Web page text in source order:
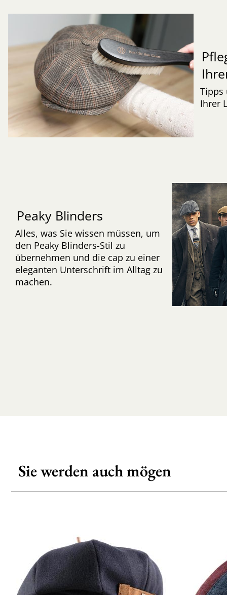
Tipps
Ihrer
Peaky Blinders
Alles, was Sie wissen müssen, um
den Peaky Blinders-Stil zu
übernehmen und die cap zu einer
eleganten Unterschrift im Alltag zu
machen.
Sie werden auch mögen